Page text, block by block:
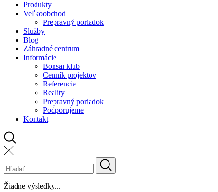
Produkty
Veľkoobchod
Prepravný poriadok
Služby
Blog
Záhradné centrum
Informácie
Bonsai klub
Cenník projektov
Referencie
Reality
Prepravný poriadok
Podporujeme
Kontakt
Žiadne výsledky...